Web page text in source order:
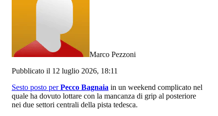
Marco Pezzoni
Pubblicato il 12 luglio 2026, 18:11
Sesto posto perPecco Bagnaia in un weekend complicato nel
quale ha dovuto lottare con la mancanza di grip al posteriore
nei due settori centrali della pista tedesca.